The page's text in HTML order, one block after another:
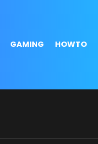
GAMING HOWTO